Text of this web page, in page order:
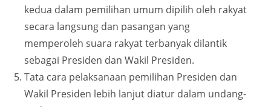
kedua dalam pemilihan umum dipilih oleh rakyat
secara langsung dan pasangan yang
memperoleh suara rakyat terbanyak dilantik
sebagai Presiden dan Wakil Presiden.
Tata cara pelaksanaan pemilihan Presiden dan
Wakil Presiden lebih lanjut diatur dalam undang-